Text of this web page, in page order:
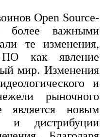
Open Source-
более важными
те изменения,
ПО как явление
мир. Изменения
и
рыночного
является новым
и дистрибуции